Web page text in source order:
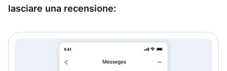
lasciare una recensione: